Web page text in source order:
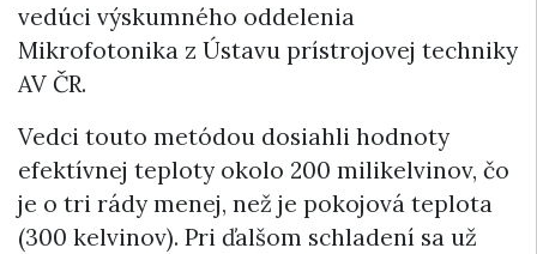
vedúci výskumného oddelenia
Mikrofotonika z Ústavu prístrojovej techniky
AV ČR.
Vedci touto metódou dosiahli hodnoty
efektívnej teploty okolo 200 milikelvinov, čo
je o tri rády menej, než je pokojová teplota
(300 kelvinov). Pri ďalšom schladení sa už